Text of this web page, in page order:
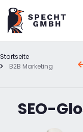
Startseite
B2B Marketing
SEO-